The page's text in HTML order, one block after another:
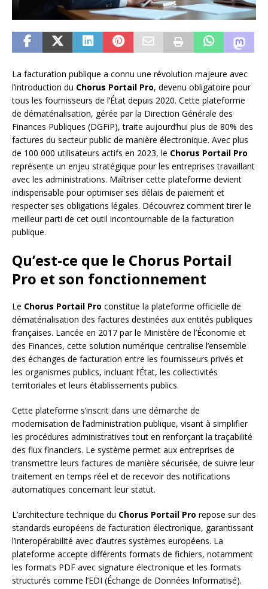
La facturation publique a connu une révolution majeure avec
l’introduction du Chorus Portail Pro, devenu obligatoire pour
tous les fournisseurs de l’État depuis 2020. Cette plateforme
de dématérialisation, gérée par la Direction Générale des
Finances Publiques (DGFiP), traite aujourd’hui plus de 80% des
factures du secteur public de manière électronique. Avec plus
de 100 000 utilisateurs actifs en 2023, le Chorus Portail Pro
représente un enjeu stratégique pour les entreprises travaillant
avec les administrations. Maîtriser cette plateforme devient
indispensable pour optimiser ses délais de paiement et
respecter ses obligations légales. Découvrez comment tirer le
meilleur parti de cet outil incontournable de la facturation
publique.
Qu’est-ce que le Chorus Portail
Pro et son fonctionnement
Le Chorus Portail Pro constitue la plateforme officielle de
dématérialisation des factures destinées aux entités publiques
françaises. Lancée en 2017 par le Ministère de l’Économie et
des Finances, cette solution numérique centralise l’ensemble
des échanges de facturation entre les fournisseurs privés et
les organismes publics, incluant l’État, les collectivités
territoriales et leurs établissements publics.
Cette plateforme s’inscrit dans une démarche de
modernisation de l’administration publique, visant à simplifier
les procédures administratives tout en renforçant la traçabilité
des flux financiers. Le système permet aux entreprises de
transmettre leurs factures de manière sécurisée, de suivre leur
traitement en temps réel et de recevoir des notifications
automatiques concernant leur statut.
L’architecture technique du Chorus Portail Pro repose sur des
standards européens de facturation électronique, garantissant
l’interopérabilité avec d’autres systèmes européens. La
plateforme accepte différents formats de fichiers, notamment
les formats PDF avec signature électronique et les formats
structurés comme l’EDI (Échange de Données Informatisé).